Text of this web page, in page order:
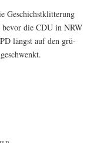
Geschichst­klit­te­rung
bevor die CDU in NRW
längst auf den grü­